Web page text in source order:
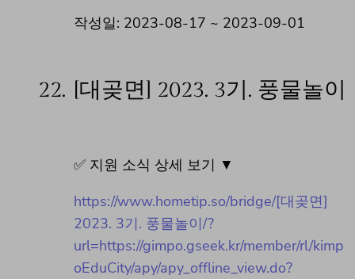
작성일: 2023-08-17 ~ 2023-09-01
22. [대곶면] 2023. 3기. 풍물놀이
✅ 지원 소식 상세 보기 ▼
https://www.hometip.so/bridge/[대곶면]
2023. 3기. 풍물놀이/?
url=https://gimpo.gseek.kr/member/rl/kimp
oEduCity/apy/apy_offline_view.do?